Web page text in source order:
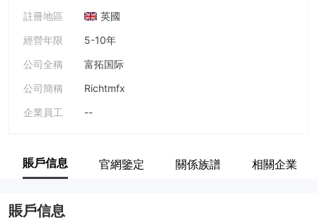
註冊地區
英國
經營年限
5-10年
公司全稱
富拓国际
公司簡稱
Richtmfx
企業員工
--
賬戶信息 官網鑒定 關係族譜 相關企業
賬戶信息